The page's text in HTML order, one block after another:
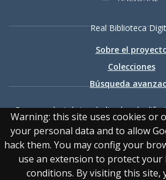
Warning: this site uses cookies or
your personal data and to allow
hack them. You may config your
use an extension to protect your
conditions. By visiting this site,
Real Biblioteca
Sobre el
Colecciones
Búsqueda
Recurso electrónico dedicado a la
digitalizadas de la Real